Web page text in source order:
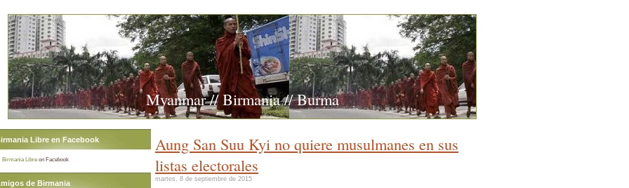
Myanmar // Birmania // Burma
Aung San Suu Kyi no quiere musulmanes en sus
listas electorales
martes, 8 de septiembre de 2015
Libre en Facebook
Birmania Libre on Facebook
de Birmania